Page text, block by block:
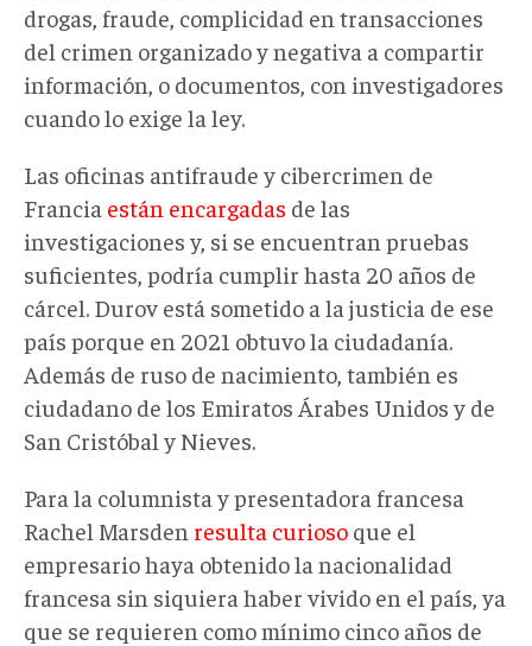
drogas, fraude, complicidad en transacciones
del crimen organizado y negativa a compartir
información, o documentos, con investigadores
cuando lo exige la ley.
Las oficinas antifraude y cibercrimen de
Francia están encargadas de las
investigaciones y, si se encuentran pruebas
suficientes, podría cumplir hasta 20 años de
cárcel. Durov está sometido a la justicia de ese
país porque en 2021 obtuvo la ciudadanía.
Además de ruso de nacimiento, también es
ciudadano de los Emiratos Árabes Unidos y de
San Cristóbal y Nieves.
Para la columnista y presentadora francesa
Rachel Marsden resulta curioso que el
empresario haya obtenido la nacionalidad
francesa sin siquiera haber vivido en el país, ya
que se requieren como mínimo cinco años de